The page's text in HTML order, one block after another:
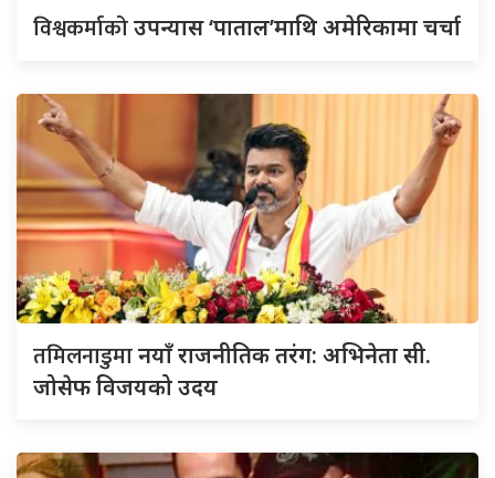
विश्वकर्माकोउपन्यास ‘पाताल’माथि अमेरिकामा चर्चा
तमिलनाडुमानयाँ राजनीतिक तरंग: अभिनेता सी.
जोसेफ विजयको उदय